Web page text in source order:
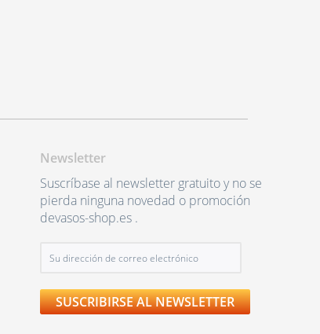
Newsletter
Suscríbase al newsletter gratuito y no se
pierda ninguna novedad o promoción
devasos-shop.es .
SUSCRIBIRSE AL NEWSLETTER